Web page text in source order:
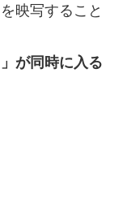
映写すること
が同時に入る